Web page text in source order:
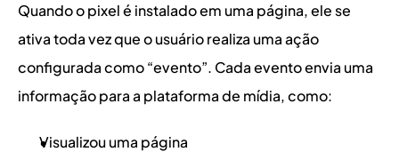
Quando o pixel é instalado em uma página, ele se
ativa toda vez que o usuário realiza uma ação
configurada como “evento”. Cada evento envia uma
informação para a plataforma de mídia, como:
Visualizou uma página